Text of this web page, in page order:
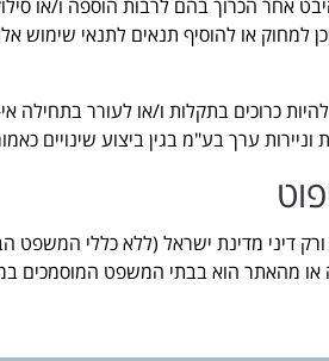
אחר הכרוך בהם לרבות הוספה ו/או
למחוק או להוסיף תנאים לתנאי
כרוכים בתקלות ו/או לעורר
דיני מדינת ישראל (ללא כללי המשפט
מהאתר הוא בבתי המשפט המוסמכים